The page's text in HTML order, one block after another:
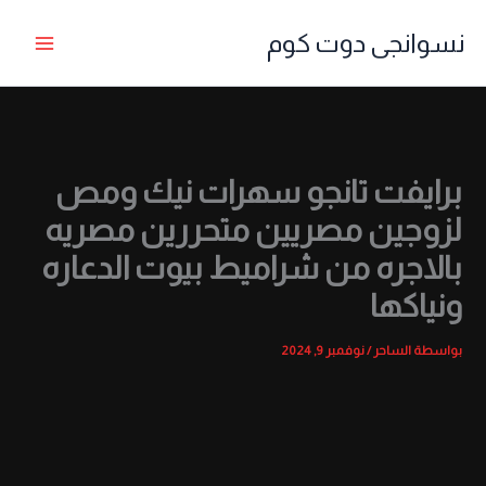
نسوانجى دوت كوم
برايفت تانجو سهرات نيك ومص
لزوجين مصريين متحررين مصريه
بالاجره من شراميط بيوت الدعاره
ونياكها
بواسطة الساحر/نوفمبر 9, 2024